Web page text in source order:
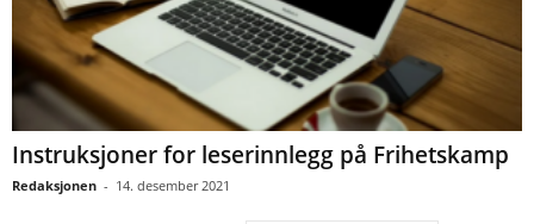
Instruksjoner for leserinnlegg på Frihetskamp
Redaksjonen - 14. desember 2021